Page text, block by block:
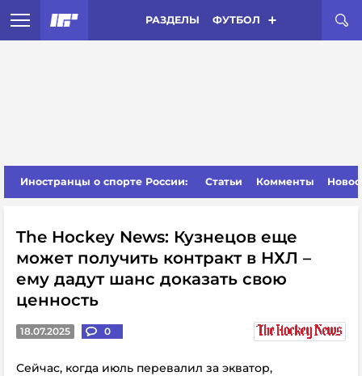
РАЗДЕЛЫ ФУТБОЛ
Иностранцы о спорте России: Статьи Комменты
The Hockey News: Кузнецов еще
может получить контракт в НХЛ –
ему дадут шанс доказать свою
ценность
18.07.2025 0
Сейчас, когда июль перевалил за экватор,